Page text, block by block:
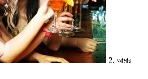
2. আমার